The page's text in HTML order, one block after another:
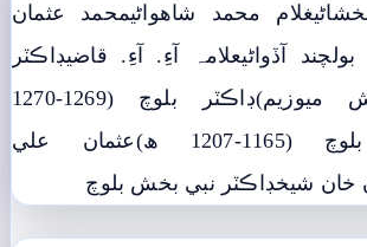
غلام محمد شاھواڻيمحمد عثمان
آڏواڻيعلامہ آءِ. آءِ. قاضيڊاڪٽر
ميوزيم)
ڊاڪٽر بلوچ (1269-1270
1207 ھ)
عثمان علي
خان شيخڊاڪٽر نبي بخش بلوچ